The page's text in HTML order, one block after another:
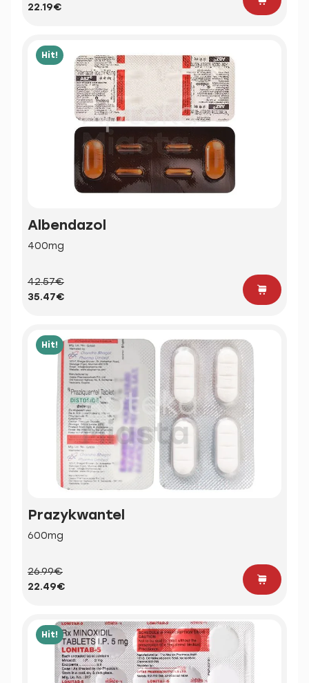
22.19€
Hit!
Albendazol
400mg
42.57€
35.47€
Hit!
Prazykwantel
600mg
26.99€
22.49€
Hit!